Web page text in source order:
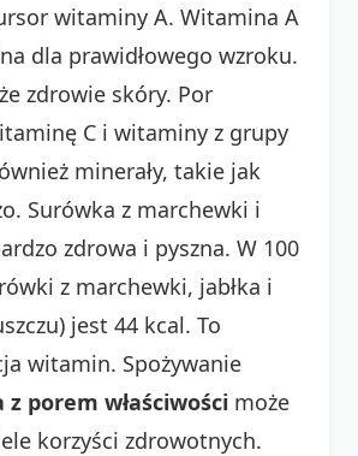
witaminy A. Witamina A
dla prawidłowego wzroku.
zdrowie skóry. Por
C i witaminy z grupy
minerały, takie jak
Surówka z marchewki i
zdrowa i pyszna. W 100
z marchewki, jabłka i
jest 44 kcal. To
witamin. Spożywanie
porem właściwości może
korzyści zdrowotnych.